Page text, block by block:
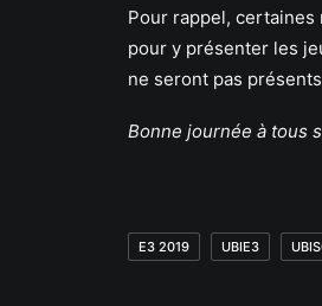
Pour rappel, certaines
pour y présenter les
ne seront pas
Bonne journée à tous
E3 2019 UBIE3